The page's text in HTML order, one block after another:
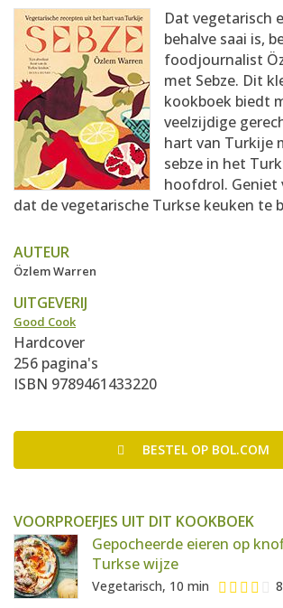
RECEPTEN
WEEKMENU'S
KOOKBOEKEN
Dat vegetarisch
behalve saai is,
foodjournalist
met Sebze. Dit
kookboek biedt
veelzijdige
hart van Turkije
sebze in het
hoofdrol. Geniet
dat de vegetarische Turkse keuken te
AUTEUR
Özlem Warren
UITGEVERIJ
Good Cook
Hardcover
256 pagina's
ISBN 9789461433220
BESTEL OP BOL.COM
VOORPROEFJES UIT DIT KOOKBOEK
Gepocheerde eieren op
Turkse wijze
Vegetarisch, 10 min